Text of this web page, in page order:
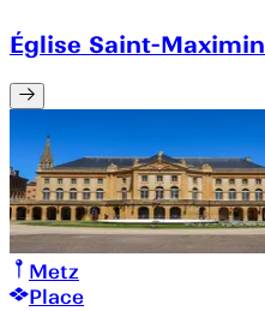
Église Saint-Maximin
Metz
Place